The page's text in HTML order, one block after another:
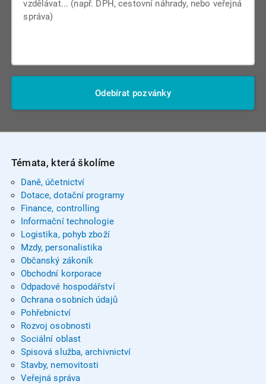
Odebírat pozvánky
Témata, která školíme
Daně, účetnictví
Dotace, dotační programy
Finance, controlling
Informační technologie
Logistika, pohyb zboží
Mzdy, personalistika
Občanský zákoník
Obchodní korporace
Odpadové hospodářství
Ochrana osobních údajů
Pohřebnictví
Rozvoj osobnosti
Sociální oblast
Spisová služba, archivnictví
Stavby, nemovitosti
Veřejná správa